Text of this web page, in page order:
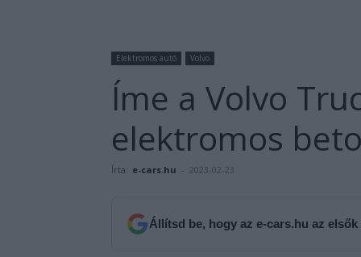
Elektromos autó Volvo
Íme a Volvo
elektromos
Írta: e-cars.hu - 2023-02-23
Állítsd be, hogy az e-cars.hu az